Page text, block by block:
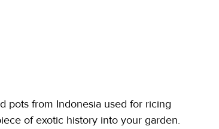
pots from Indonesia used for ricing
of exotic history into your garden.